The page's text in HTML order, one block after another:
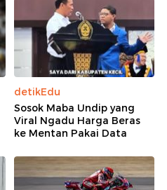
detikEdu
Sosok Maba Undip yang
Viral Ngadu Harga Beras
ke Mentan Pakai Data